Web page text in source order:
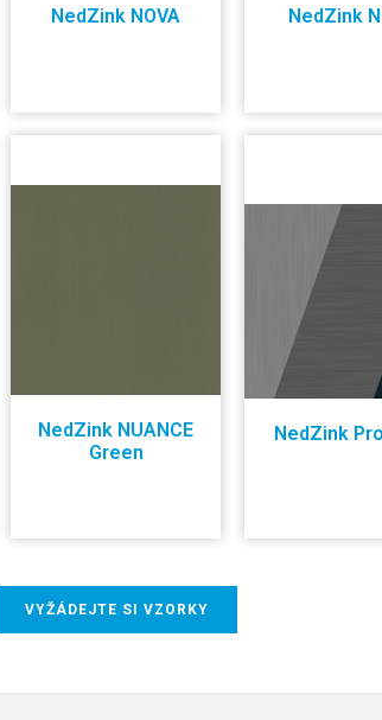
NedZink NOVA NedZink
NedZink NUANCE
Green
NedZink
VYŽÁDEJTE SI VZORKY